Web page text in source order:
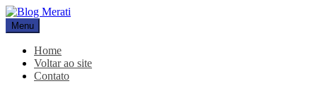
Pular
para
o
conteúdo
Blog Merati
Líder na fabricação de peças para Indústrias
Menu
Home
Voltar ao site
Contato